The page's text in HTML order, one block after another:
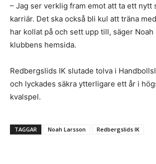
– Jag ser verklig fram emot att ta ett nytt
karriär. Det ska också bli kul att träna
har kollat på och sett upp till, säger Noah
klubbens hemsida.
Redbergslids IK slutade tolva i
och lyckades säkra ytterligare ett år i
kvalspel.
TAGGAR Noah Larsson Redbergslids IK